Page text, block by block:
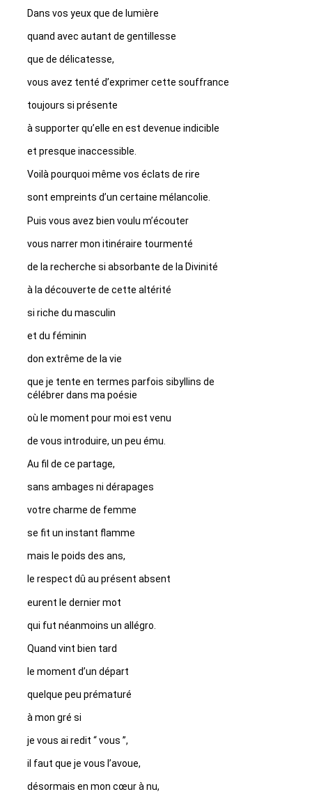
Dans vos yeux que de lumière
quand avec autant de gentillesse
que de délicatesse,
vous avez tenté d’exprimer cette souffrance
toujours si présente
à supporter qu’elle en est devenue indicible
et presque inaccessible.
Voilà pourquoi même vos éclats de rire
sont empreints d’un certaine mélancolie.
Puis vous avez bien voulu m’écouter
vous narrer mon itinéraire tourmenté
de la recherche si absorbante de la Divinité
à la découverte de cette altérité
si riche du masculin
et du féminin
don extrême de la vie
que je tente en termes parfois sibyllins de
célébrer dans ma poésie
où le moment pour moi est venu
de vous introduire, un peu ému.
Au fil de ce partage,
sans ambages ni dérapages
votre charme de femme
se fit un instant flamme
mais le poids des ans,
le respect dû au présent absent
eurent le dernier mot
qui fut néanmoins un allégro.
Quand vint bien tard
le moment d’un départ
quelque peu prématuré
à mon gré si
je vous ai redit “ vous ”,
il faut que je vous l’avoue,
désormais en mon cœur à nu,